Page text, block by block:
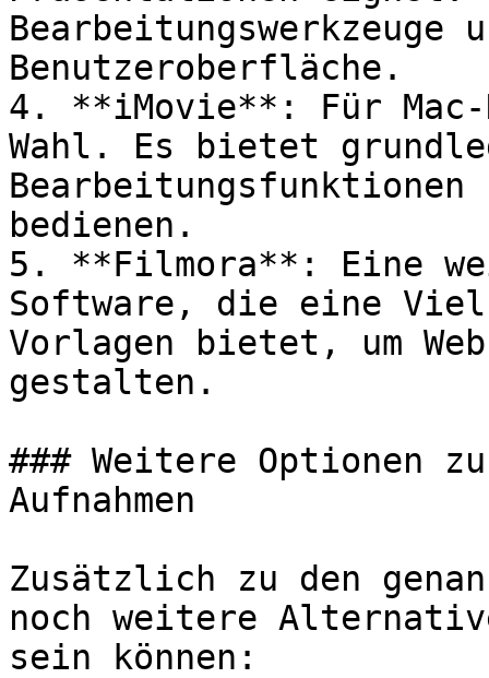
Benutzeroberfläche.
4. **iMovie**: Für
Wahl. Es bietet
bedienen.
5. **Filmora**: Eine
Software, die eine
Vorlagen bietet, um
gestalten.
### Weitere Optionen
Aufnahmen
Zusätzlich zu den
noch weitere
sein können: